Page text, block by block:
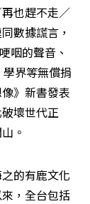
也趕不走／
數據謊言，
咽的聲音、
界等無償捐
》新書發表
壞世代正
。
的有鹿文化
，全台包括